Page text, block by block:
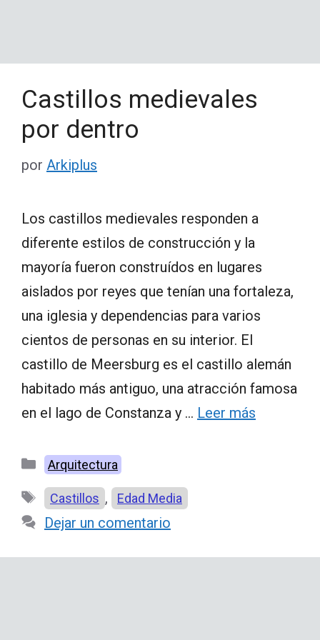
Castillos medievales
por dentro
por Arkiplus
Los castillos medievales responden a
diferente estilos de construcción y la
mayoría fueron construídos en lugares
aislados por reyes que tenían una fortaleza,
una iglesia y dependencias para varios
cientos de personas en su interior. El
castillo de Meersburg es el castillo alemán
habitado más antiguo, una atracción famosa
en el lago de Constanza y … Leer más
Categorías
Arquitectura
Etiquetas
Castillos , Edad Media
Dejar un comentario